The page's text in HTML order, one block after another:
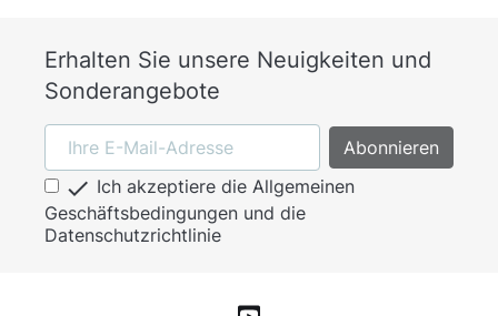
Erhalten Sie unsere Neuigkeiten und
Sonderangebote
 Ich akzeptiere die Allgemeinen
Geschäftsbedingungen und die
Datenschutzrichtlinie